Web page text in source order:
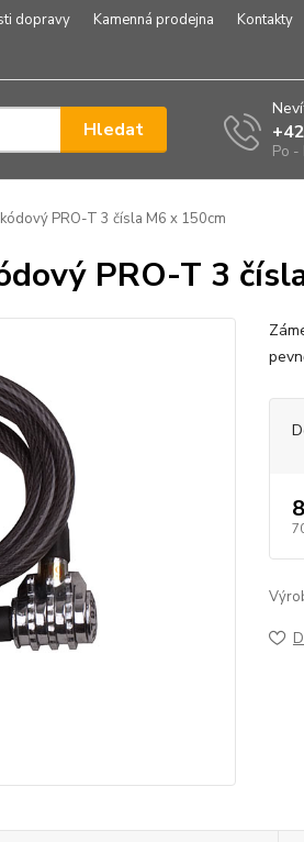
dopravy Kamenná prodejna
Kontakty
Hledat
Po -
PRO-T 3 čísla M6 x 150cm
PRO-T 3